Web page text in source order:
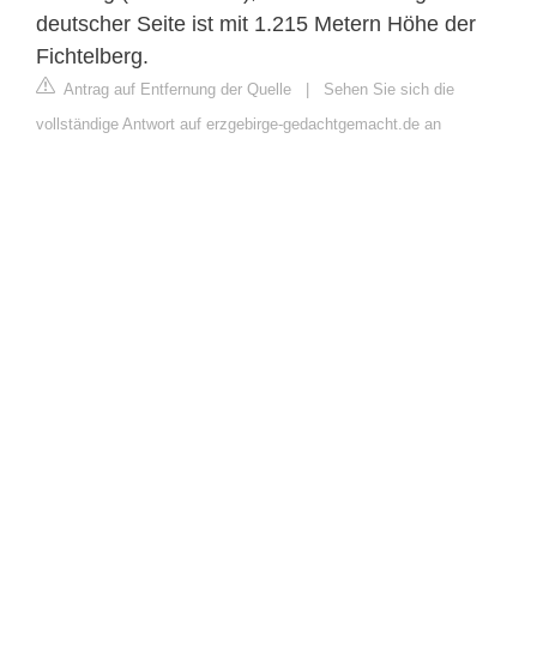
deutscher Seite ist mit 1.215 Metern Höhe der
Fichtelberg.
Antrag auf Entfernung der Quelle | Sehen Sie sich die
vollständige Antwort auf erzgebirge-gedachtgemacht.de an